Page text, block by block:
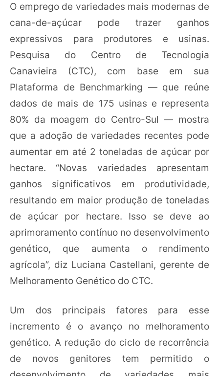
O emprego de variedades mais modernas de
cana-de-açúcar pode trazer ganhos
expressivos para produtores e usinas.
Pesquisa do Centro de Tecnologia
Canavieira (CTC), com base em sua
Plataforma de Benchmarking — que reúne
dados de mais de 175 usinas e representa
80% da moagem do Centro-Sul — mostra
que a adoção de variedades recentes pode
aumentar em até 2 toneladas de açúcar por
hectare. “Novas variedades apresentam
ganhos significativos em produtividade,
resultando em maior produção de toneladas
de açúcar por hectare. Isso se deve ao
aprimoramento contínuo no desenvolvimento
genético, que aumenta o rendimento
agrícola”, diz Luciana Castellani, gerente de
Melhoramento Genético do CTC.
Um dos principais fatores para esse
incremento é o avanço no melhoramento
genético. A redução do ciclo de recorrência
de novos genitores tem permitido o